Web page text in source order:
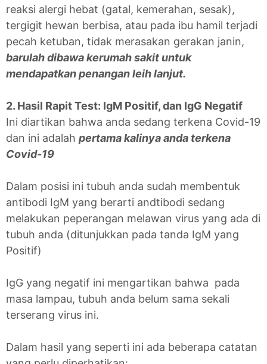
reaksi alergi hebat (gatal, kemerahan, sesak),
tergigit hewan berbisa, atau pada ibu hamil terjadi
pecah ketuban, tidak merasakan gerakan janin,
barulah dibawa kerumah sakit untuk
mendapatkan penangan leih lanjut.
2. Hasil Rapit Test: IgM Positif, dan IgG Negatif
Ini diartikan bahwa anda sedang terkena Covid-19
dan ini adalah pertama kalinya anda terkena
Covid-19
Dalam posisi ini tubuh anda sudah membentuk
antibodi IgM yang berarti andtibodi sedang
melakukan peperangan melawan virus yang ada di
tubuh anda (ditunjukkan pada tanda IgM yang
Positif)
IgG yang negatif ini mengartikan bahwa pada
masa lampau, tubuh anda belum sama sekali
terserang virus ini.
Dalam hasil yang seperti ini ada beberapa catatan